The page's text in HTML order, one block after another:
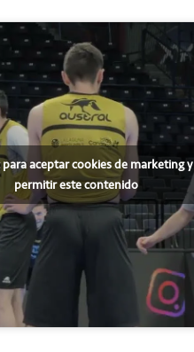
para aceptar cookies de marketing y
permitir este contenido